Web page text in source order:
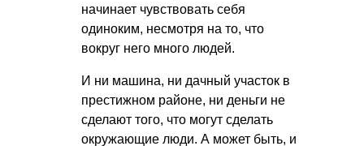
начинает чувствовать себя
одиноким, несмотря на то, что
вокруг него много людей.
И ни машина, ни дачный участок в
престижном районе, ни деньги не
сделают того, что могут сделать
окружающие люди. А может быть, и